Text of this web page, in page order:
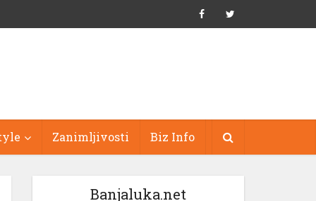
Zanimljivosti Biz Info
Banjaluka.net